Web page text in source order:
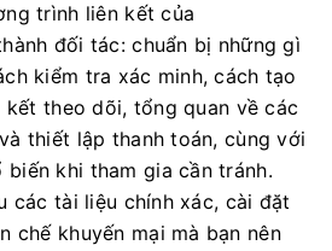
trình liên kết của
đối tác: chuẩn bị những gì
kiểm tra xác minh, cách tạo
theo dõi, tổng quan về các
thiết lập thanh toán, cùng với
biến khi tham gia cần tránh.
các tài liệu chính xác, cài đặt
chế khuyến mại mà bạn nên